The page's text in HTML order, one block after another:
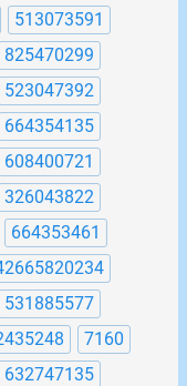
513073591
825470299
523047392
664354135
608400721
326043822
664353461
531885577
7160
632747135